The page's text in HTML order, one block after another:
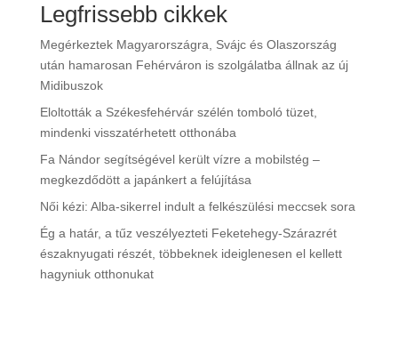
Legfrissebb cikkek
Megérkeztek Magyarországra, Svájc és Olaszország
után hamarosan Fehérváron is szolgálatba állnak az új
Midibuszok
Eloltották a Székesfehérvár szélén tomboló tüzet,
mindenki visszatérhetett otthonába
Fa Nándor segítségével került vízre a mobilstég –
megkezdődött a japánkert a felújítása
Női kézi: Alba-sikerrel indult a felkészülési meccsek sora
Ég a határ, a tűz veszélyezteti Feketehegy-Szárazrét
északnyugati részét, többeknek ideiglenesen el kellett
hagyniuk otthonukat